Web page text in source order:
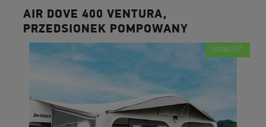
AIR DOVE 400 VENTURA,
PRZEDSIONEK POMPOWANY
NOWOŚĆ